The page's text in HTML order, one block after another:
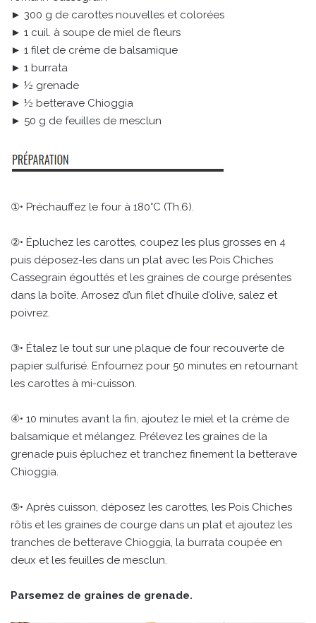
► 300 g de carottes nouvelles et colorées
► 1 cuil. à soupe de miel de fleurs
► 1 filet de crème de balsamique
► 1 burrata
► ½ grenade
► ½ betterave Chioggia
► 50 g de feuilles de mesclun
①• Préchauffez le four à 180°C (Th.6).
②• Épluchez les carottes, coupez les plus grosses en 4
puis déposez-les dans un plat avec les Pois Chiches
Cassegrain égouttés et les graines de courge présentes
dans la boîte. Arrosez d’un filet d’huile d’olive, salez et
poivrez.
③• Étalez le tout sur une plaque de four recouverte de
papier sulfurisé. Enfournez pour 50 minutes en retournant
les carottes à mi-cuisson.
④• 10 minutes avant la fin, ajoutez le miel et la crème de
balsamique et mélangez. Prélevez les graines de la
grenade puis épluchez et tranchez finement la betterave
Chioggia.
⑤• Après cuisson, déposez les carottes, les Pois Chiches
rôtis et les graines de courge dans un plat et ajoutez les
tranches de betterave Chioggia, la burrata coupée en
deux et les feuilles de mesclun.
Parsemez de graines de grenade.